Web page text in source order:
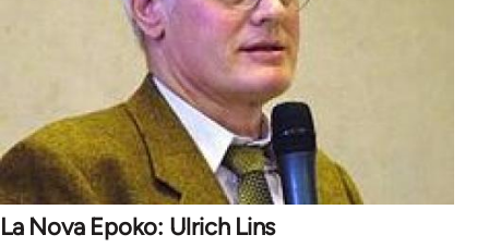
La Nova Epoko: Ulrich Lins